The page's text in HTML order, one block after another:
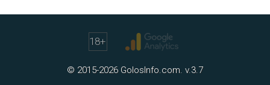
18+
© 2015-2026 GolosInfo.com. v.3.7